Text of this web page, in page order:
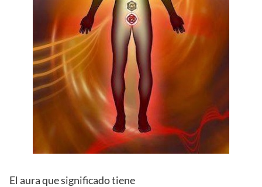
El aura que significado tiene